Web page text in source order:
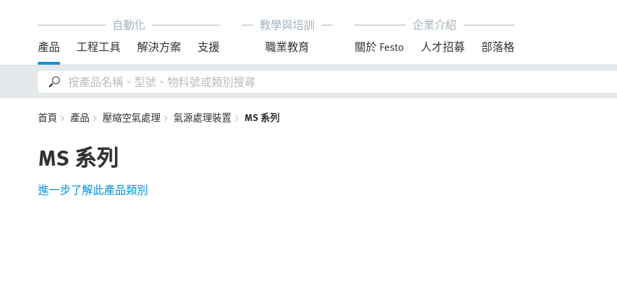
自動化
產品
工程工具 解決方案 支援
教學與培訓
職業教育
企業介紹
關於 Festo
人才招募 部落格
首頁 產品 壓縮空氣處理 氣源處理裝置 MS 系列
MS 系列
進一步了解此產品類別